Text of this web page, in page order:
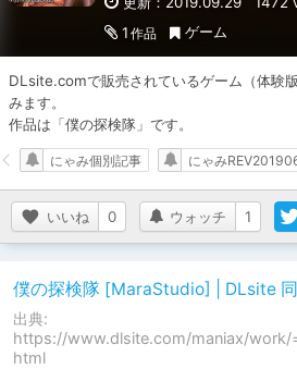
1 作品 ゲーム
DLsite.comで販売されているゲーム（体験
みます。
作品は「僕の探検隊」です。
いいね 0 ウォッチ 1
にゃみ個別記事 にゃみ
僕の探検隊 [MaraStudio] | DLsite
出典:
https://www.dlsite.com/maniax/work/
html